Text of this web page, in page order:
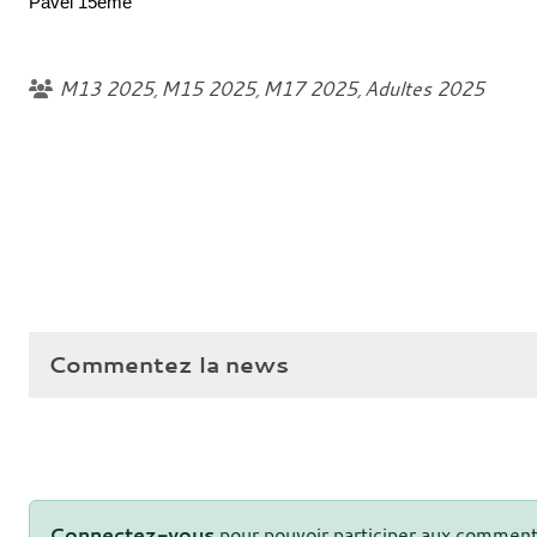
M13 2025 M15 2025 M17 2025 Adultes 2025
Commentez la news